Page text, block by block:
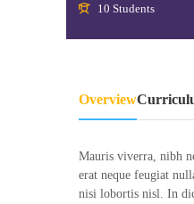
10 Students
Overview
Mauris viverra, nibh
erat neque feugiat
nisi lobortis nisl. In